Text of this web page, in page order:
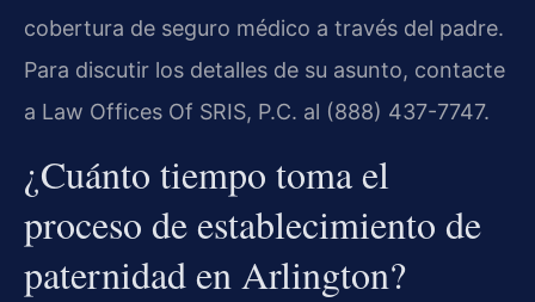
cobertura de seguro médico a través del padre.
Para discutir los detalles de su asunto, contacte
a Law Offices Of SRIS, P.C. al (888) 437-7747.
¿Cuánto tiempo toma el
proceso de establecimiento de
paternidad en Arlington?